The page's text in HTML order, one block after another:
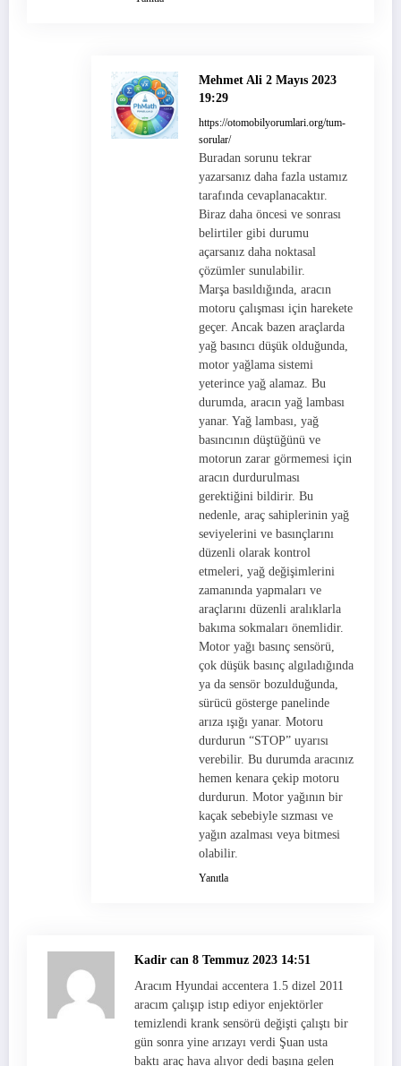
Mehmet Ali 2 Mayıs 2023
19:29
https://otomobilyorumlari.org/tum-
sorular/
Buradan sorunu tekrar
yazarsanız daha fazla ustamız
tarafında cevaplanacaktır.
Biraz daha öncesi ve sonrası
belirtiler gibi durumu
açarsanız daha noktasal
çözümler sunulabilir.
Marşa basıldığında, aracın
motoru çalışması için harekete
geçer. Ancak bazen araçlarda
yağ basıncı düşük olduğunda,
motor yağlama sistemi
yeterince yağ alamaz. Bu
durumda, aracın yağ lambası
yanar. Yağ lambası, yağ
basıncının düştüğünü ve
motorun zarar görmemesi için
aracın durdurulması
gerektiğini bildirir. Bu
nedenle, araç sahiplerinin yağ
seviyelerini ve basınçlarını
düzenli olarak kontrol
etmeleri, yağ değişimlerini
zamanında yapmaları ve
araçlarını düzenli aralıklarla
bakıma sokmaları önemlidir.
Motor yağı basınç sensörü,
çok düşük basınç algıladığında
ya da sensör bozulduğunda,
sürücü gösterge panelinde
arıza ışığı yanar. Motoru
durdurun “STOP” uyarısı
verebilir. Bu durumda aracınız
hemen kenara çekip motoru
durdurun. Motor yağının bir
kaçak sebebiyle sızması ve
yağın azalması veya bitmesi
olabilir.
Yanıtla
Kadir can 8 Temmuz 2023 14:51
Aracım Hyundai accentera 1.5 dizel 2011
aracım çalışıp istıp ediyor enjektörler
temizlendi krank sensörü değişti çalıştı bir
gün sonra yine arızayı verdi Şuan usta
baktı araç hava alıyor dedi başına gelen